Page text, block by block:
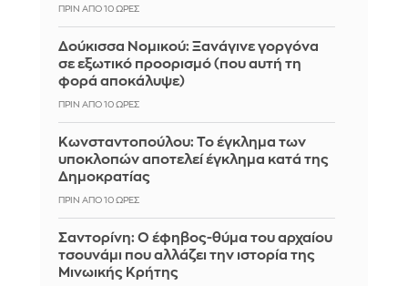
ΠΡΙΝ ΑΠΌ 10 ΏΡΕΣ
Δούκισσα Νομικού: Ξανάγινε γοργόνα
σε εξωτικό προορισμό (που αυτή τη
φορά αποκάλυψε)
ΠΡΙΝ ΑΠΌ 10 ΏΡΕΣ
Κωνσταντοπούλου: Το έγκλημα των
υποκλοπών αποτελεί έγκλημα κατά της
Δημοκρατίας
ΠΡΙΝ ΑΠΌ 10 ΏΡΕΣ
Σαντορίνη: Ο έφηβος-θύμα του αρχαίου
τσουνάμι που αλλάζει την ιστορία της
Μινωικής Κρήτης